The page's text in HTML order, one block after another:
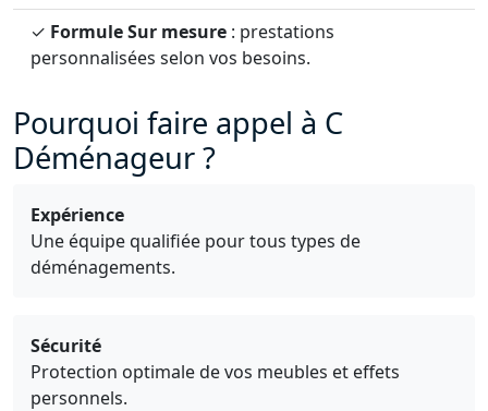
✓ Formule Sur mesure : prestations
personnalisées selon vos besoins.
Pourquoi faire appel à C
Déménageur ?
Expérience
Une équipe qualifiée pour tous types de
déménagements.
Sécurité
Protection optimale de vos meubles et effets
personnels.